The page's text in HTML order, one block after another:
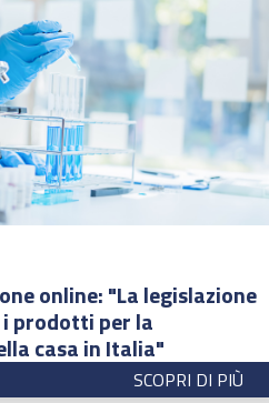
online: "La legislazione
prodotti per la
casa in Italia"
SCOPRI DI PIÙ